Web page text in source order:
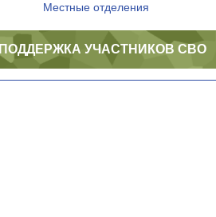
Местные отделения
ПОДДЕРЖКА УЧАСТНИКОВ СВО